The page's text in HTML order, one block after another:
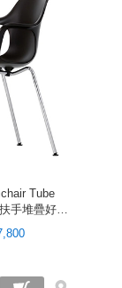
Tube
手堆疊好椅